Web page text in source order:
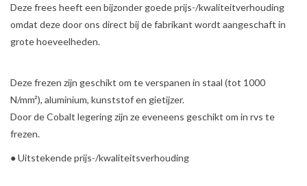
Cadeaubonnen &
Relatiegeschenken |
Onderdelen |
Oliën & Smeermiddelen |
TIPS & KENNIS
Deze frees heeft een bijzonder goede prijs-/kwaliteitverhouding
omdat deze door ons direct bij de fabrikant wordt aangeschaft in
grote hoeveelheden.
Deze frezen zijn geschikt om te verspanen in staal (tot 1000
N/mm²), aluminium, kunststof en gietijzer.
Door de Cobalt legering zijn ze eveneens geschikt om in rvs te
frezen.
● Uitstekende prijs-/kwaliteitsverhouding